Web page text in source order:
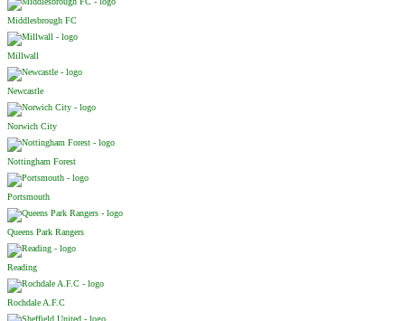
Middlesbrough FC
Millwall
Newcastle
Norwich City
Nottingham Forest
Portsmouth
Queens Park Rangers
Reading
Rochdale A.F.C